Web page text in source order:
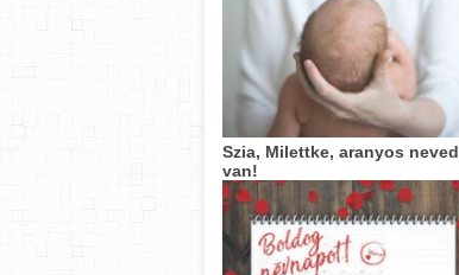
Szia, Milettke, aranyos neved
van!